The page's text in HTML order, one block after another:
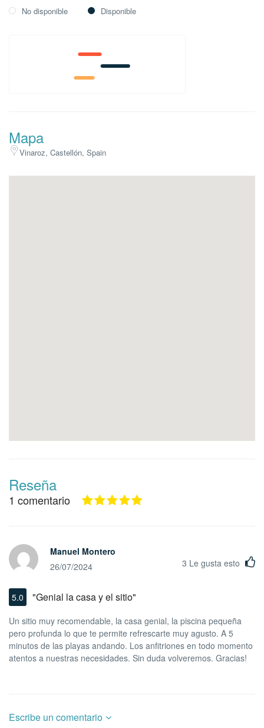
No disponible Disponible
Mapa
Vinaroz, Castellón, Spain
Reseña
1 comentario
Manuel Montero
26/07/2024
3 Le gusta esto
5.0 "Genial la casa y el sitio"
Un sitio muy recomendable, la casa genial, la piscina pequeña
pero profunda lo que te permite refrescarte muy agusto. A 5
minutos de las playas andando. Los anfitriones en todo momento
atentos a nuestras necesidades. Sin duda volveremos. Gracias!
Escribe un comentario